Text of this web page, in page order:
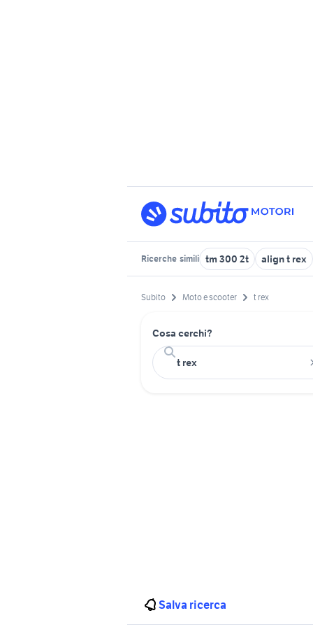
Ricerche simili tm 300 2t align t rex
Subito Moto e scooter t rex
Cosa cerchi?
Salva ricerca